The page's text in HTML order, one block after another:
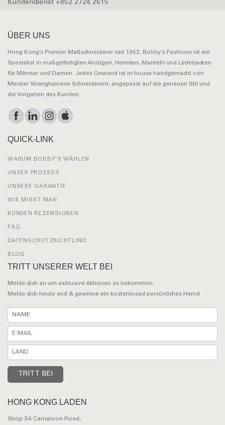
Kundendienst +852 2724 2615
ÜBER UNS
Hong Kong’s Premier Maßschneiderer seit 1952, Bobby’s Fashions ist ein
Spezialist in maßgefertigten Anzügen, Hemden, Manteln und Lederjacken
für Männer und Damen. Jedes Gewand ist in-house handgemacht von
Meister Shanghainese Schneiderern, angepasst auf die genauen Stil und
die Vorgaben des Kunden.
QUICK-LINK
WARUM BOBBY’S WÄHLEN
UNSER PROZESS
UNSERE GARANTIE
WIE MISST MAN
KUNDEN REZENSIONEN
FAQ
DATENSCHUTZRICHTLINIE
BLOG
TRITT UNSERER WELT BEI
Melde dich an um exklusive Aktionen zu bekommen.
Melde dich heute and & gewinne ein kostenlosed persönliches Hemd
HONG KONG LADEN
Shop 3A Carnarvon Road,